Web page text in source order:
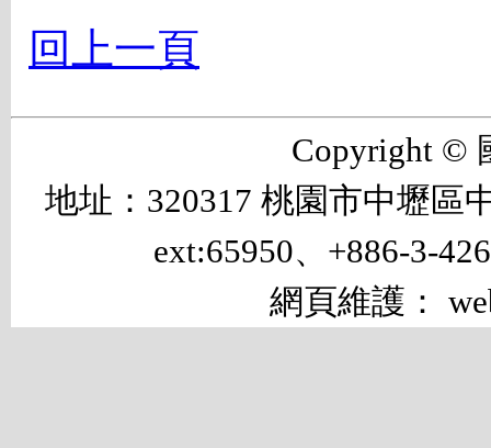
回上一頁
Copyright ©
地址：320317 桃園市中壢區
ext:65950、+886-3-
網頁維護：